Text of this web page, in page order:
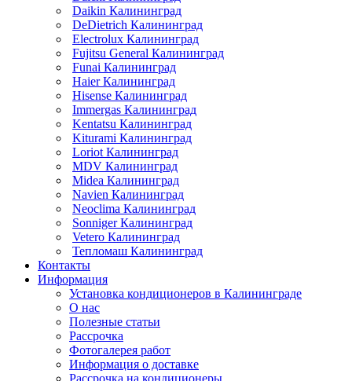
Daikin Калининград
DeDietrich Калининград
Electrolux Калининград
Fujitsu General Калининград
Funai Калининград
Haier Калининград
Hisense Калининград
Immergas Калининград
Kentatsu Калининград
Kiturami Калининград
Loriot Калининград
MDV Калининград
Midea Калининград
Navien Калининград
Neoclima Калининград
Sonniger Калининград
Vetero Калининград
Тепломаш Калининград
Контакты
Информация
Установка кондиционеров в Калининграде
О нас
Полезные статьи
Рассрочка
Фотогалерея работ
Информация о доставке
Рассрочка на кондиционеры